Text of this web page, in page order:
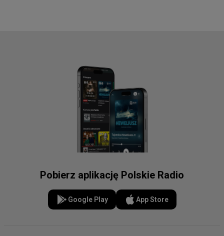
Pobierz aplikację Polskie Radio
Google Play App Store